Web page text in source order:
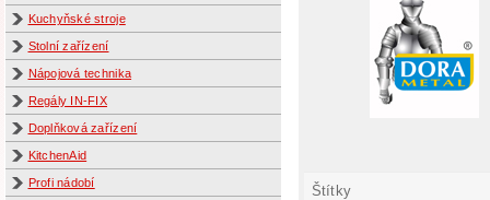
Kuchyňské stroje
Stolní zařízení
Nápojová technika
Regály IN-FIX
Doplňková zařízení
KitchenAid
Profi nádobí Štítky